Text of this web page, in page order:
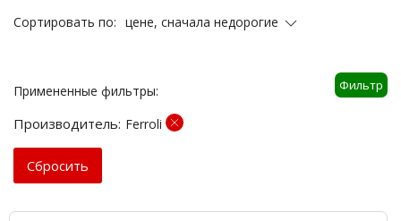
Сортировать по: цене, сначала недорогие
Фильтр
Примененные фильтры:
Производитель: Ferroli
Cбросить